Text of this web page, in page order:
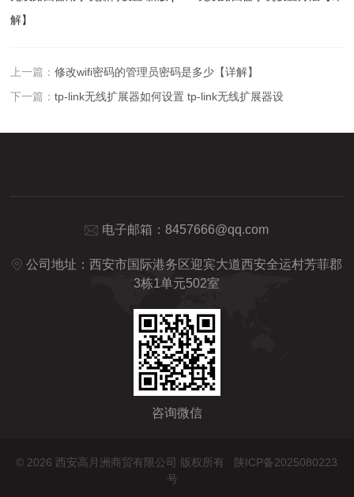
解】
上一篇：修改wifi密码的管理员密码是多少【详解】
下一篇：tp-link无线扩展器如何设置 tp-link无线扩展器设
电子邮箱：8457666@qq.com
公司地址：西安市国际港务区迎宾大道西安全运村芳菲郡
3栋1单元502室
咨询微信
© 2026 西安高月洲商贸有限公司 版权所有 陕ICP备2025080223
号